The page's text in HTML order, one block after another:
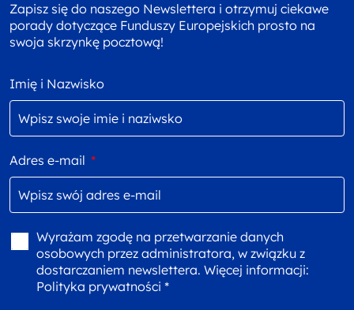
Zapisz się do naszego Newslettera i otrzymuj ciekawe
porady dotyczące Funduszy Europejskich prosto na
swoja skrzynkę pocztową!
Imię i Nazwisko
Adres e-mail *
Wyrażam zgodę na przetwarzanie danych
osobowych przez administratora, w związku z
dostarczaniem newslettera. Więcej informacji:
Polityka prywatności *